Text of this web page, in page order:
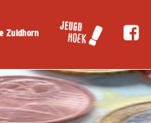
Zuidhorn